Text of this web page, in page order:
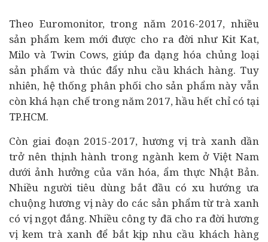
Theo Euromonitor, trong năm 2016-2017, nhiều
sản phẩm kem mới được cho ra đời như Kit Kat,
Milo và Twin Cows, giúp đa dạng hóa chủng loại
sản phẩm và thúc đẩy nhu cầu khách hàng. Tuy
nhiên, hệ thống phân phối cho sản phẩm này vẫn
còn khá hạn chế trong năm 2017, hầu hết chỉ có tại
TP.HCM.
Còn giai đoạn 2015-2017, hương vị trà xanh dần
trở nên thịnh hành trong ngành kem ở Việt Nam
dưới ảnh hưởng của văn hóa, ẩm thực Nhật Bản.
Nhiều ngườitiêu dùngbắt đầu có xu hướng ưa
chuộng hương vị này do các sản phẩm từ trà xanh
có vị ngọt đắng. Nhiều công ty đã cho ra đời hương
vị kem trà xanh để bắt kịp nhu cầu khách hàng